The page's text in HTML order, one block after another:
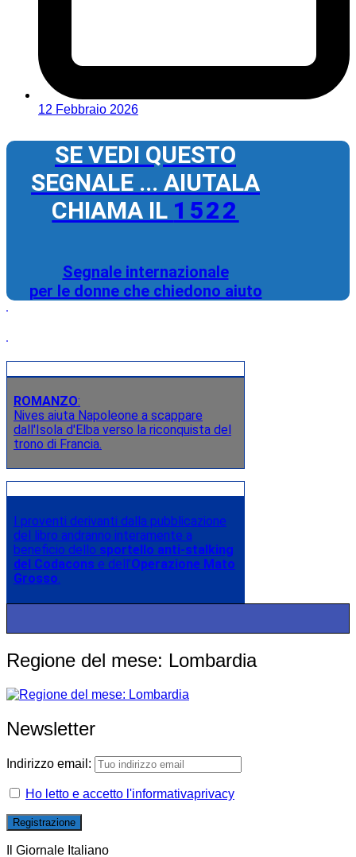
12 Febbraio 2026
SE VEDI QUESTO
SEGNALE ... AIUTALA
CHIAMA IL 1522
Segnale internazionale
per le donne che chiedono aiuto
ROMANZO:
Nives aiuta Napoleone a scappare
dall'Isola d'Elba verso la riconquista del
trono di Francia.
I proventi derivanti dalla pubblicazione
del libro andranno interamente a
beneficio dello sportello anti-stalking
del Codacons e dell’Operazione Mato
Grosso.
Regione del mese: Lombardia
Newsletter
Indirizzo email:
Ho letto e accetto l'informativaprivacy
Il Giornale Italiano